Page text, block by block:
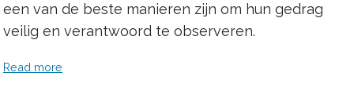
een van de beste manieren zijn om hun gedrag
veilig en verantwoord te observeren.
Read more